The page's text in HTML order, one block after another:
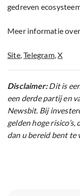
gedreven
Meer informatie
Site,Telegram,X
Disclaimer:Dit is
een derde partij en
Newsbit. Bij
gelden hoge
dan u bereid bent te